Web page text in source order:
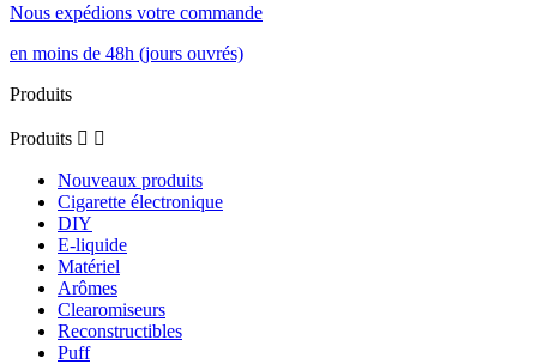
Nous expédions votre commande
en moins de 48h (jours ouvrés)
Produits
Produits  
Nouveaux produits
Cigarette électronique
DIY
E-liquide
Matériel
Arômes
Clearomiseurs
Reconstructibles
Puff